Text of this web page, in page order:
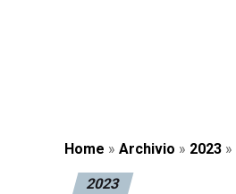
Home » Archivio » 2023 »
2023